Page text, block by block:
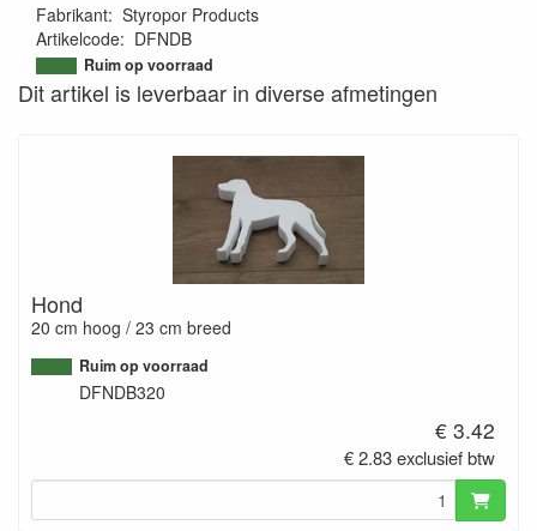
Fabrikant: Styropor Products
Artikelcode: DFNDB
9505829633923
Ruim op voorraad
Dit artikel is leverbaar in diverse afmetingen
Hond
20 cm hoog / 23 cm breed
Ruim op voorraad
DFNDB320
€ 3.42
€ 2.83 exclusief btw